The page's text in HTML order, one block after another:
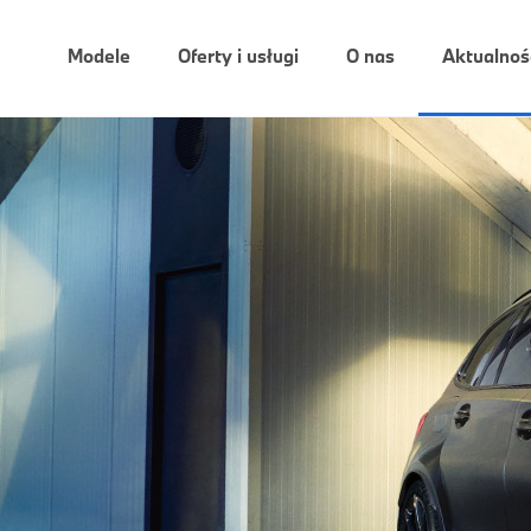
Modele Oferty i usługi O nas